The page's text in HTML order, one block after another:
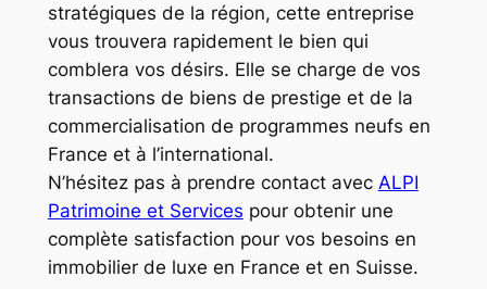
stratégiques de la région, cette entreprise
vous trouvera rapidement le bien qui
comblera vos désirs. Elle se charge de vos
transactions de biens de prestige et de la
commercialisation de programmes neufs en
France et à l’international.
N’hésitez pas à prendre contact avec ALPI
Patrimoine et Services pour obtenir une
complète satisfaction pour vos besoins en
immobilier de luxe en France et en Suisse.